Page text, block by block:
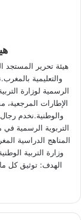
هيئة تحرير المستجد
والتعليمية
الرسمية لوزارة
الإطارات المرجعية،
والوطنية.نخدم رجال
التربوية الرسمية
المناهج الدراسية
وزارة التربية
الهدف: توثيق كل